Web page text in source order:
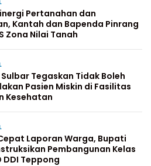
Pertanahan dan
Kantah dan Bapenda Pinrang
Zona Nilai Tanah
Tegaskan Tidak Boleh
Pasien Miskin di Fasilitas
Kesehatan
Laporan Warga, Bupati
Pembangunan Kelas
DDI Teppong